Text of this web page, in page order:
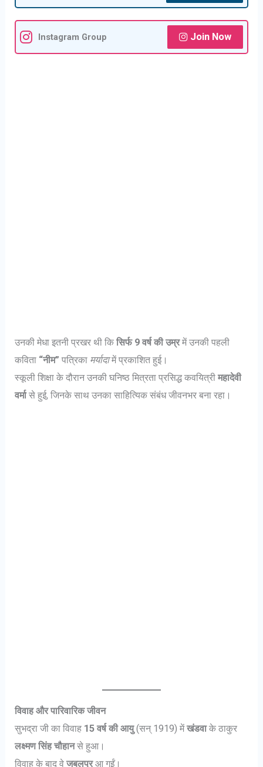
Instagram Group Join Now
उनकी मेधा इतनी प्रखर थी किसिर्फ 9 वर्ष की उम्रमें उनकी पहली
कविता “नीम” पत्रिका मर्यादामें प्रकाशित हुई।
स्कूली शिक्षा के दौरान उनकी घनिष्ठ मित्रता प्रसिद्ध कवयित्रीमहादेवी
वर्मासे हुई, जिनके साथ उनका साहित्यिक संबंध जीवनभर बना रहा।
विवाह और पारिवारिक जीवन
सुभद्रा जी का विवाह 15 वर्ष की आयु(सन् 1919) मेंखंडवाके ठाकुर
लक्ष्मण सिंह चौहानसे हुआ।
विवाह के बाद वेजबलपुरआ गईं।